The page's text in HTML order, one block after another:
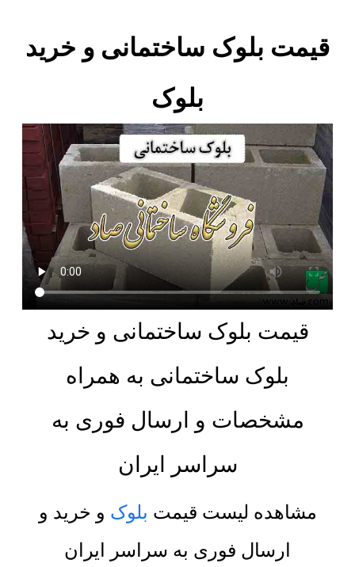
قیمت بلوک ساختمانی و خرید
بلوک
قیمت بلوک ساختمانی و خرید
بلوک ساختمانی به همراه
مشخصات و ارسال فوری به
سراسر ایران
مشاهده لیست قیمت بلوک و خرید و
ارسال فوری به سراسر ایران